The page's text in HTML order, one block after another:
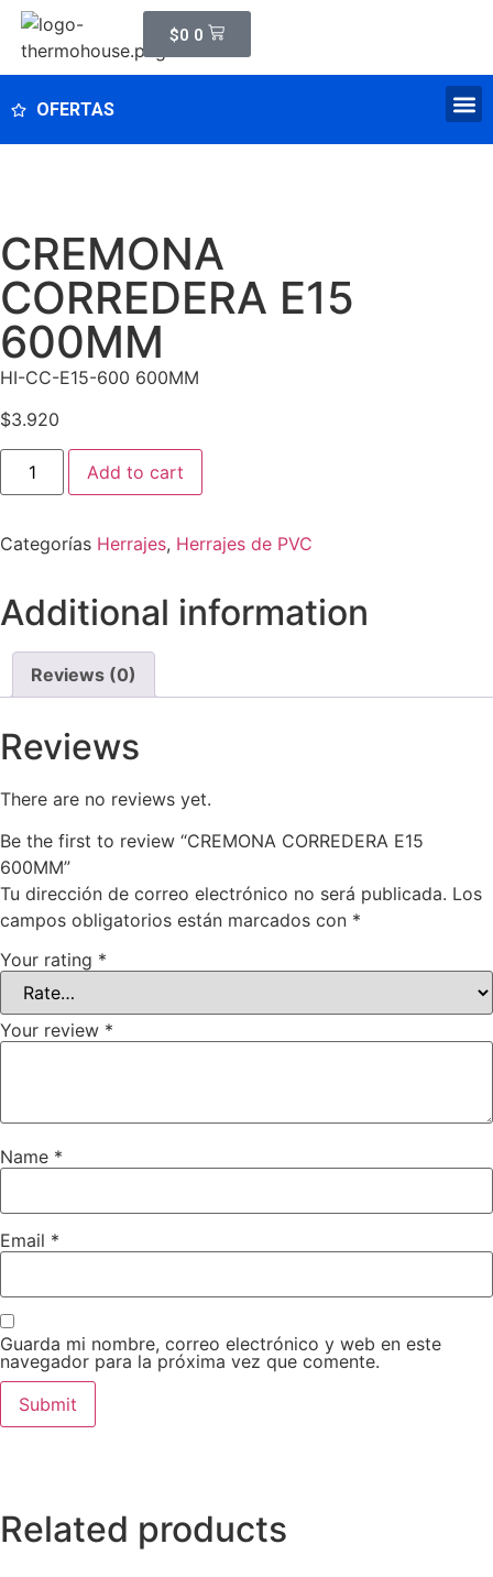
$0 0
OFERTAS
CREMONA
CORREDERA E15
600MM
HI-CC-E15-600 600MM
$3.920
Add to cart
Categorías Herrajes, Herrajes de PVC
Additional information
Reviews (0)
Reviews
There are no reviews yet.
Be the first to review “CREMONA CORREDERA E15
600MM”
Tu dirección de correo electrónico no será publicada. Los
campos obligatorios están marcados con *
Your rating *
Your review *
Name *
Email *
Guarda mi nombre, correo electrónico y web en este
navegador para la próxima vez que comente.
Related products